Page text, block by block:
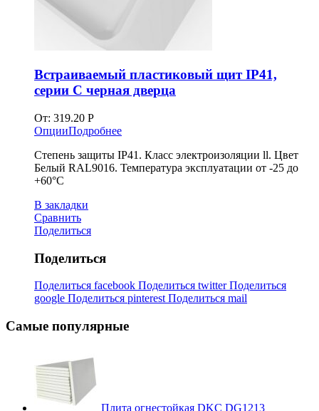
Встраиваемый пластиковый щит IP41,
серии С черная дверца
От: 319.20 Р
ОпцииПодробнее
Степень защиты IP41. Класс электроизоляции ll. Цвет
Белый RAL9016. Температура эксплуатации от -25 до
+60°С
В закладки
Сравнить
Поделиться
Поделиться
Поделиться facebook Поделиться twitterПоделиться
google Поделиться pinterest Поделиться mail
Самые популярные
Плита огнестойкая DKC DG1213